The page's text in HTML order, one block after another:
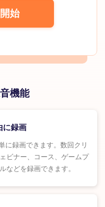
始
機能
に録画
に録画できます。数回クリ
ビナー、コース、ゲームプ
などを録画できます。